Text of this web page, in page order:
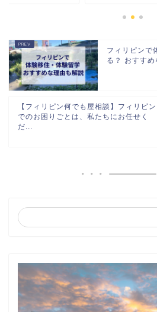
フィリピンで
る？ おすす
【フィリピン何でも屋相談】フィリピン
でのお困りごとは、私たちにお任せく
だ...